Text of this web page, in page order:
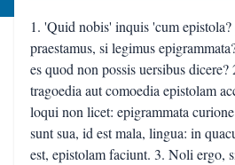
1. 'Quid nobis' inquis 'cum
praestamus, si legimus
es quod non possis uersibus
tragoedia aut comoedia epistolam
loqui non licet: epigrammata
sunt sua, id est mala, lingua: in
est, epistolam faciunt. 3. Noli ergo,